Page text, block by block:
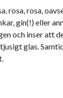
rosa, rosa,
gin(!) eller
och inser att
glas.